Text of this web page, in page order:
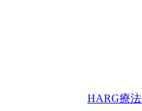
HARG療法